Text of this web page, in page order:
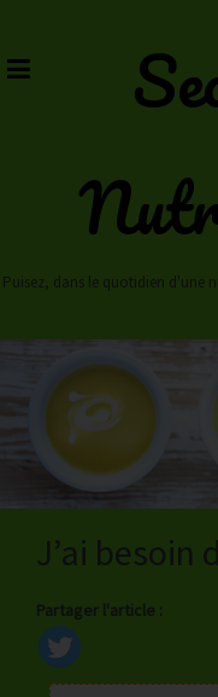
content
Puisez, dans le quotidien d'une
J’ai besoin
Partager l'article :